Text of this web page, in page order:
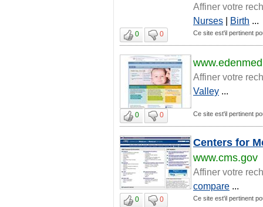
Affiner votre
Nurses | Birth ...
0 0 Ce site est'il pertinent
Affiner votre
Valley ...
0 0 Ce site est'il pertinent
Centers for
www.cms.gov
Affiner votre
compare ...
0 0 Ce site est'il pertinent